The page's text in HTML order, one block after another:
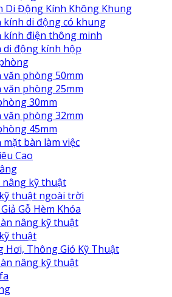
Di Động Kính Không Khung
kính di động có khung
kính điện thông minh
di động kính hộp
văn phòng 50mm
văn phòng 25mm
30mm
văn phòng 32mm
45mm
mặt bàn làm việc
Cao
nâng kỹ thuật
thuật ngoài trời
Gỗ Hèm Khóa
nâng kỹ thuật
thuật
Hơi, Thông Gió Kỹ Thuật
nâng kỹ thuật